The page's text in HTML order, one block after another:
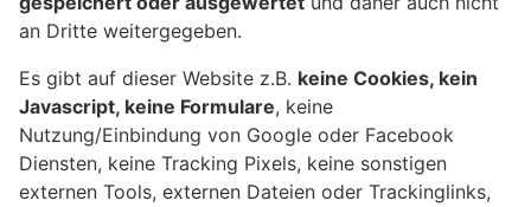
an Dritte weitergegeben.
Es gibt auf dieser Website z.B. keine Cookies, kein
Javascript, keine Formulare, keine
Nutzung/Einbindung von Google oder Facebook
Diensten, keine Tracking Pixels, keine sonstigen
externen Tools, externen Dateien oder Trackinglinks,